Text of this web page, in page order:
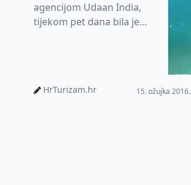
agencijom Udaan India,
tijekom pet dana bila je
HrTurizam.hr 15. ožujka 2016.